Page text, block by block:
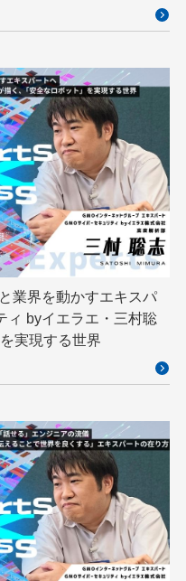
人型ロボット
国際ロボット展
拠点開発 大阪公立大学
応用
技術書典
研修 映像
業務効率化
AI 産学連携
脆弱性診断
業界を動かすエキスパ
ィ byイエラエ・三村聡
実現する世界